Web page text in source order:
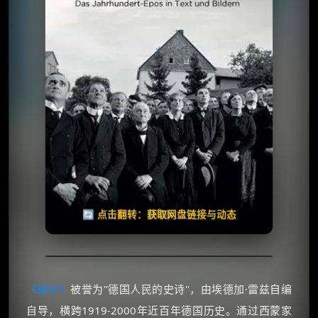
🔄 点击翻转：获取网盘链接与动态
夸克网盘
失效请反馈
🧧️
天天领红包
《故乡》被誉为"德国人民的史诗"，由埃德加·雷兹自编
自导，横跨1919-2000年近百年德国历史。通过西蒙家